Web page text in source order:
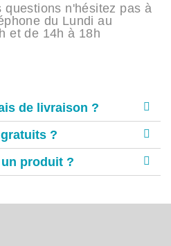
questions n'hésitez pas à
du Lundi au
et de 14h à 18h
de livraison ?
?
produit ?